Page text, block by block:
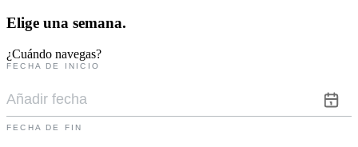
Elige una semana.
¿Cuándo navegas?
FECHA DE INICIO
FECHA DE FIN